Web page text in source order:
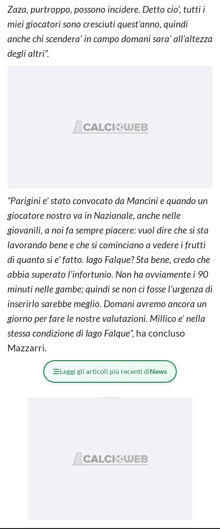
Zaza, purtroppo, possono incidere. Detto cio’, tutti i
miei giocatori sono cresciuti quest’anno, quindi
anche chi scendera’ in campo domani sara’ all’altezza
degli altri”.
“Parigini e’ stato convocato da Mancini e quando un
giocatore nostro va in Nazionale, anche nelle
giovanili, a noi fa sempre piacere: vuol dire che si sta
lavorando bene e che si cominciano a vedere i frutti
di quanto si e’ fatto. Iago Falque? Sta bene, credo che
abbia superato l’infortunio. Non ha ovviamente i 90
minuti nelle gambe; quindi se non ci fosse l’urgenza di
inserirlo sarebbe meglio. Domani avremo ancora un
giorno per fare le nostre valutazioni. Millico e’ nella
stessa condizione di Iago Falque”, ha concluso
Mazzarri.
Leggi gli articoli più recenti diNews